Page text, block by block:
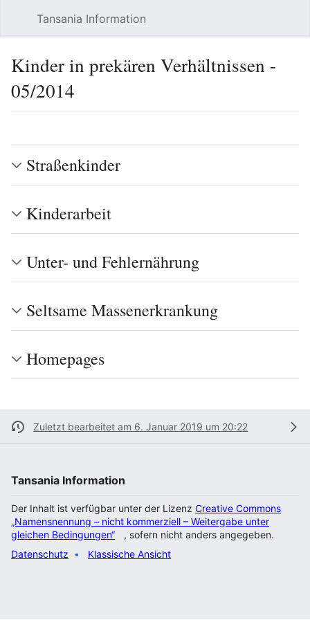
Tansania Information
Kinder in prekären Verhältnissen -
05/2014
Straßenkinder
Kinderarbeit
Unter- und Fehlernährung
Seltsame Massenerkrankung
Homepages
Zuletzt bearbeitet am 6. Januar 2019 um 20:22
Tansania Information
Der Inhalt ist verfügbar unter der Lizenz Creative Commons
„Namensnennung – nicht kommerziell – Weitergabe unter
gleichen Bedingungen“
, sofern nicht anders angegeben.
Datenschutz
Klassische Ansicht